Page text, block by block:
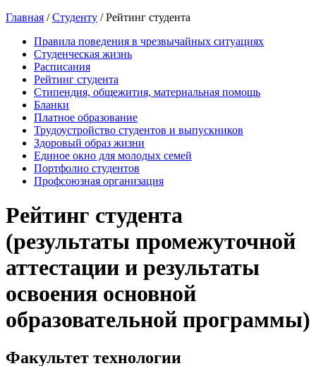
Главная /Студенту / Рейтинг студента
Правила поведения в чрезвычайных ситуациях
Студенческая жизнь
Расписания
Рейтинг студента
Стипендия, общежития, материальная помощь
Бланки
Платное образование
Трудоустройство студентов и выпускников
Здоровый образ жизни
Единое окно для молодых семей
Портфолио студентов
Профсоюзная организация
Рейтинг студента
(результаты промежуточной
аттестации и результаты
освоения основной
образовательной программы)
Факультет технологии